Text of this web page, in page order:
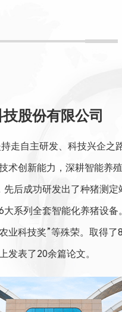
股份有限公司
走自主研发、科技兴企之
术创新能力，深耕智能养
先后成功研发出了种猪测
系列全套智能化养猪设备
业科技奖”等殊荣。取得
发表了20余篇论文。